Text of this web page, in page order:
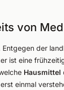
von
der
ist eine
Hausmittel
einmal